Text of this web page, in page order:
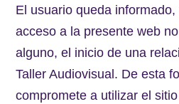
El usuario queda informado,
acceso a la presente web
alguno, el inicio de una
Taller Audiovisual. De esta
compromete a utilizar el